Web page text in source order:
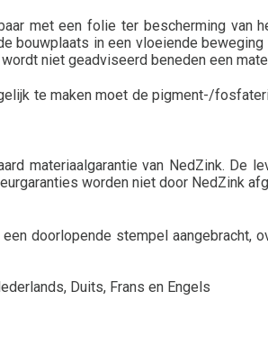
met een folie ter bescherming van
bouwplaats in een vloeiende
niet geadviseerd beneden een
te maken moet de pigment-/
materiaalgarantie van NedZink. De
worden niet door NedZink
doorlopende stempel aangebracht,
Duits, Frans en Engels